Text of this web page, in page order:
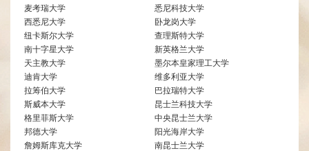
麦考瑞大学
悉尼科技大学
西悉尼大学
卧龙岗大学
纽卡斯尔大学
查理斯特大学
南十字星大学
新英格兰大学
天主教大学
墨尔本皇家理工大学
迪肯大学
维多利亚大学
拉筹伯大学
巴拉瑞特大学
斯威本大学
昆士兰科技大学
格里菲斯大学
中央昆士兰大学
邦德大学
阳光海岸大学
詹姆斯库克大学
南昆士兰大学